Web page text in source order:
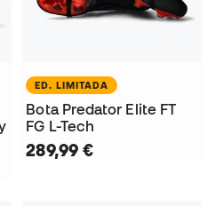
ED. LIMITADA
Bota Predator Elite FT
FG L-Tech
289,99 €